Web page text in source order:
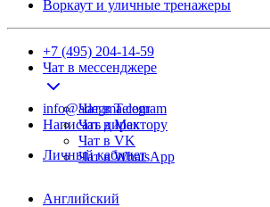
Воркаут и уличные тренажеры
+7 (495) 204-14-59
Чат в мессенджере
Чат в Telegram
Чат в Max
Чат в VK
Чат в WhatsApp
info@adegma.com
Написать директору
Личный кабинет
Английский